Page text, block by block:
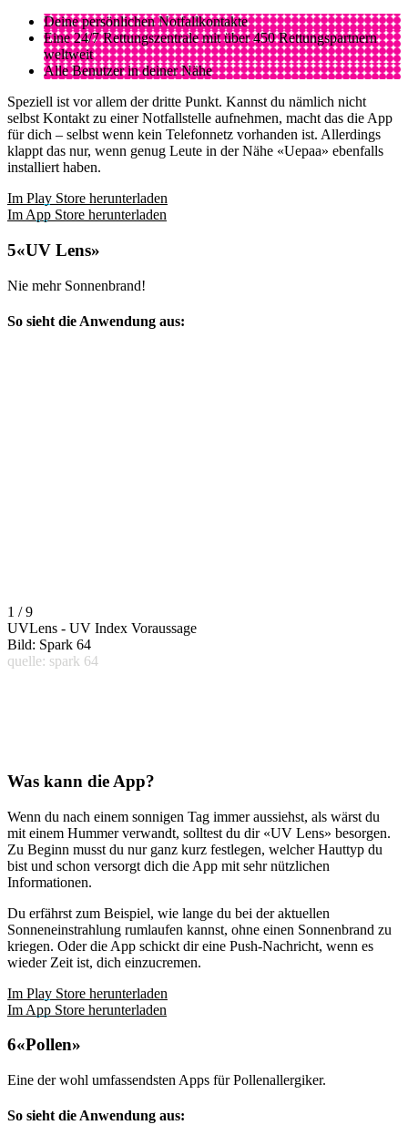
Deine persönlichen Notfallkontakte
Eine 24/7 Rettungszentrale mit über 450 Rettungspartnern
weltweit
Alle Benutzer in deiner Nähe
Speziell ist vor allem der dritte Punkt. Kannst du nämlich nicht
selbst Kontakt zu einer Notfallstelle aufnehmen, macht das die App
für dich – selbst wenn kein Telefonnetz vorhanden ist. Allerdings
klappt das nur, wenn genug Leute in der Nähe «Uepaa» ebenfalls
installiert haben.
Im Play Store herunterladen
Im App Store herunterladen
«UV Lens»
Nie mehr Sonnenbrand!
So sieht die Anwendung aus:
1 / 9
UVLens - UV Index Voraussage
Bild: Spark 64
quelle: spark 64
Was kann die App?
Wenn du nach einem sonnigen Tag immer aussiehst, als wärst du
mit einem Hummer verwandt, solltest du dir «UV Lens» besorgen.
Zu Beginn musst du nur ganz kurz festlegen, welcher Hauttyp du
bist und schon versorgt dich die App mit sehr nützlichen
Informationen.
Du erfährst zum Beispiel, wie lange du bei der aktuellen
Sonneneinstrahlung rumlaufen kannst, ohne einen Sonnenbrand zu
kriegen. Oder die App schickt dir eine Push-Nachricht, wenn es
wieder Zeit ist, dich einzucremen.
Im Play Store herunterladen
Im App Store herunterladen
«Pollen»
Eine der wohl umfassendsten Apps für Pollenallergiker.
So sieht die Anwendung aus: